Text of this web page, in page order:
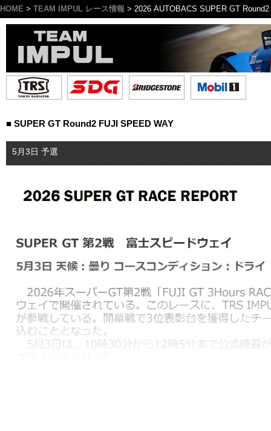
HOME > TEAM IMPUL レース情報 > 2026 AUTOBACS SUPER GT
■ SUPER GT Round2 FUJI SPEED WAY
5月3日 予選